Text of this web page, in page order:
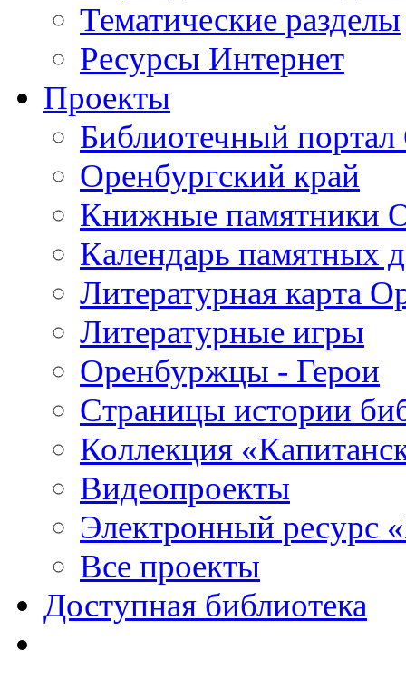
Тематические разделы
Ресурсы Интернет
Проекты
Библиотечный портал
Оренбургский край
Книжные памятники
Календарь памятных
Литературная карта
Литературные игры
Оренбуржцы - Герои
Страницы истории
Коллекция
Видеопроекты
Электронный ресурс
Все проекты
Доступная библиотека